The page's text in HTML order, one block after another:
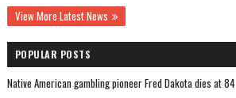
View More Latest News
POPULAR POSTS
Native American gambling pioneer Fred Dakota dies at 84